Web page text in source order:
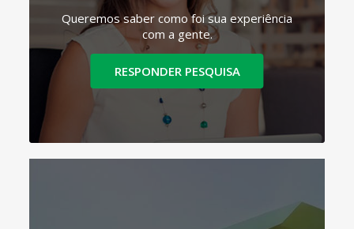
Queremos saber como foi sua experiência
com a gente.
RESPONDER PESQUISA